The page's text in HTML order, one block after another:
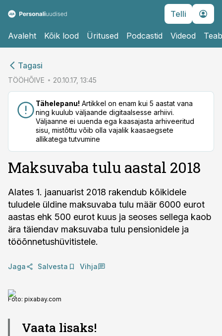
Telli
Avaleht Kõik lood Üritused Podcastid Videod
Tagasi
TÖÖHÕIVE 20.10.17, 13:45
Tähelepanu! Artikkel on enam kui 5 aastat vana
ning kuulub väljaande digitaalsesse arhiivi.
Väljaanne ei uuenda ega kaasajasta arhiveeritud
sisu, mistõttu võib olla vajalik kaasaegsete
allikatega tutvumine
Maksuvaba tulu aastal 2018
Alates 1. jaanuarist 2018 rakendub kõikidele
tuludele üldine maksuvaba tulu määr 6000 eurot
aastas ehk 500 eurot kuus ja seoses sellega kaob
ära täiendav maksuvaba tulu pensionidele ja
tööõnnetushüvitistele.
Jaga Salvesta Vihja
Foto: pixabay.com
Vaata lisaks!